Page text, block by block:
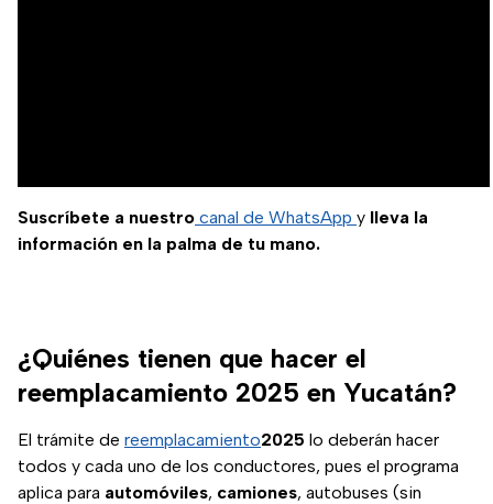
Suscríbete a nuestro canal de WhatsApp y lleva la
información en la palma de tu mano.
¿Quiénes tienen que hacer el
reemplacamiento 2025 en Yucatán?
El trámite de reemplacamiento2025 lo deberán hacer
todos y cada uno de los conductores, pues el programa
aplica para automóviles, camiones, autobuses (sin